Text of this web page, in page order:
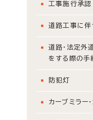
工事施行承認
道路工事に
道路・法定外
をする際の手
防犯灯
カーブミラー